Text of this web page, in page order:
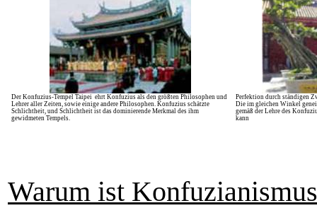
Der Konfuzius-Tempel Taipei ehrt Konfuzius als den größten Philosophen und
Lehrer aller Zeiten, sowie einige andere Philosophen. Konfuzius schätzte
Schlichtheit, und Schlichtheit ist das dominierende Merkmal des ihm
gewidmeten Tempels.
Perfektion durch ständigen
Die im gleichen Winkel
gemäß der Lehre des
kann
Warum ist